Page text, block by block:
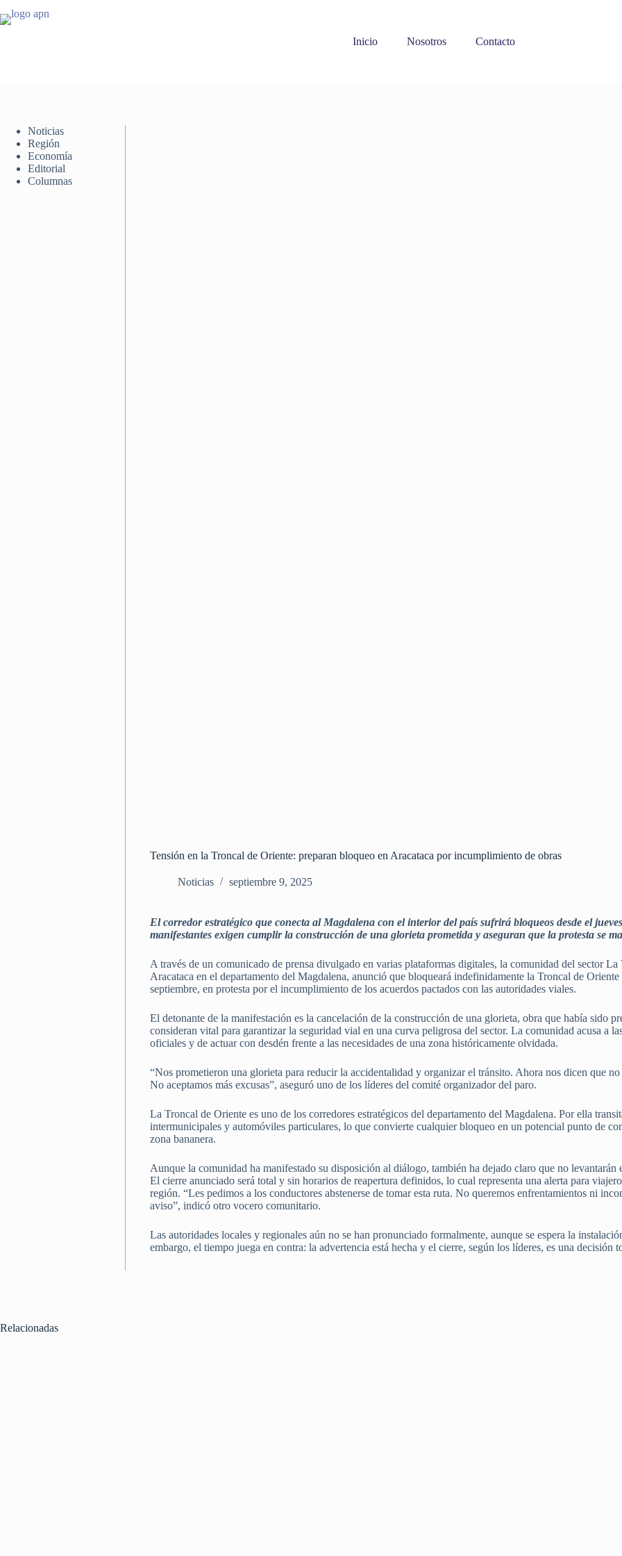
al
Inicio
Nosotros Contacto
Tensión en la Troncal de Oriente: preparan bloqueo en Aracataca por incumplimiento de obras
Noticias septiembre 9, 2025
El corredor estratégico que conecta al Magdalena con el interior del país sufrirá bloqueos desde el
manifestantes exigen cumplir la construcción de una glorieta prometida y aseguran que la protesta se
A través de un comunicado de prensa divulgado en varias plataformas digitales, la comunidad del sector
Aracataca en el departamento del Magdalena, anunció que bloqueará indefinidamente la Troncal de
septiembre, en protesta por el incumplimiento de los acuerdos pactados con las autoridades viales.
El detonante de la manifestación es la cancelación de la construcción de una glorieta, obra que había sido
consideran vital para garantizar la seguridad vial en una curva peligrosa del sector. La comunidad acusa a
oficiales y de actuar con desdén frente a las necesidades de una zona históricamente olvidada.
“Nos prometieron una glorieta para reducir la accidentalidad y organizar el tránsito. Ahora nos dicen que
No aceptamos más excusas”, aseguró uno de los líderes del comité organizador del paro.
La Troncal de Oriente es uno de los corredores estratégicos del departamento del Magdalena. Por ella
intermunicipales y automóviles particulares, lo que convierte cualquier bloqueo en un potencial punto de
zona bananera.
Aunque la comunidad ha manifestado su disposición al diálogo, también ha dejado claro que no levantarán
El cierre anunciado será total y sin horarios de reapertura definidos, lo cual representa una alerta para
región. “Les pedimos a los conductores abstenerse de tomar esta ruta. No queremos enfrentamientos ni
aviso”, indicó otro vocero comunitario.
Las autoridades locales y regionales aún no se han pronunciado formalmente, aunque se espera la
embargo, el tiempo juega en contra: la advertencia está hecha y el cierre, según los líderes, es una decisión
Noticias
Región
Economía
Editorial
Columnas
Relacionadas